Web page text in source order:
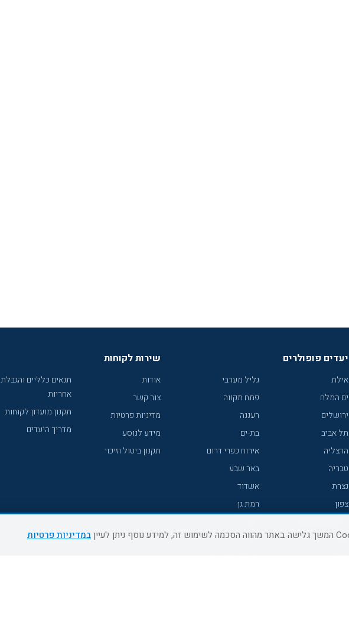
יעדים פופולרים
אילת
ים המלח
ירושלים
תל אביב
הרצליה
טבריה
נצרת
צפון
נתניה
גליל מערבי
פתח תקווה
רעננה
בת-ים
אירוח כפרי דרום
באר שבע
אשדוד
רמת גן
עכו
שירות לקוחות
אודות
צור קשר
מדיניות פרטיות
מידע לנוסע
תקנון ביטול וזיכוי
תנאים כלליים והגבלת
אחריות
תקנון מועדון לקוחות
מדריך היעדים
במדיניות פרטיות